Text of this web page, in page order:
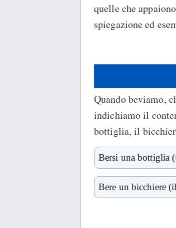
quelle che
spiegazione ed
Quando beviamo,
indichiamo il
bottiglia, il
Bersi una bottiglia
Bere un bicchiere